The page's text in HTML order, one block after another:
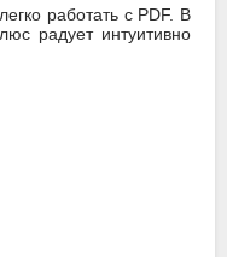
работать с PDF. В
радует интуитивно